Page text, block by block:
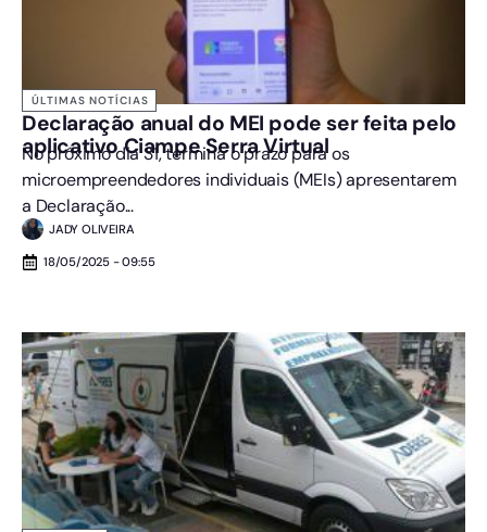
ÚLTIMAS NOTÍCIAS
Declaração anual do MEI pode ser feita pelo
aplicativo Ciampe Serra Virtual
No próximo dia 31, termina o prazo para os
microempreendedores individuais (MEIs) apresentarem
a Declaração...
JADY OLIVEIRA
18/05/2025 - 09:55